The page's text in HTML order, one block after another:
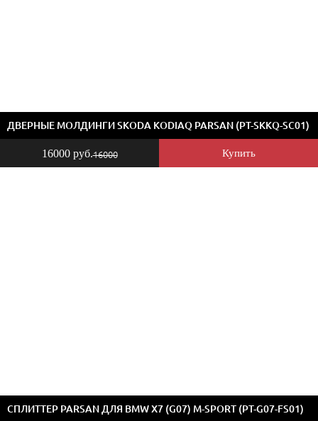
16000 руб.16000 Купить
ДВЕРНЫЕ МОЛДИНГИ SKODA KODIAQ PARSAN (PT-SKKQ-SC01)
СПЛИТТЕР PARSAN ДЛЯ BMW X7 (G07) M-SPORT (PT-G07-FS01)